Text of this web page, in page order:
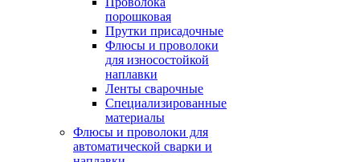
порошковая
Прутки присадочные
Флюсы и проволоки
для износостойкой
наплавки
Ленты сварочные
Специализированные
материалы
Флюсы и проволоки для
автоматической сварки и